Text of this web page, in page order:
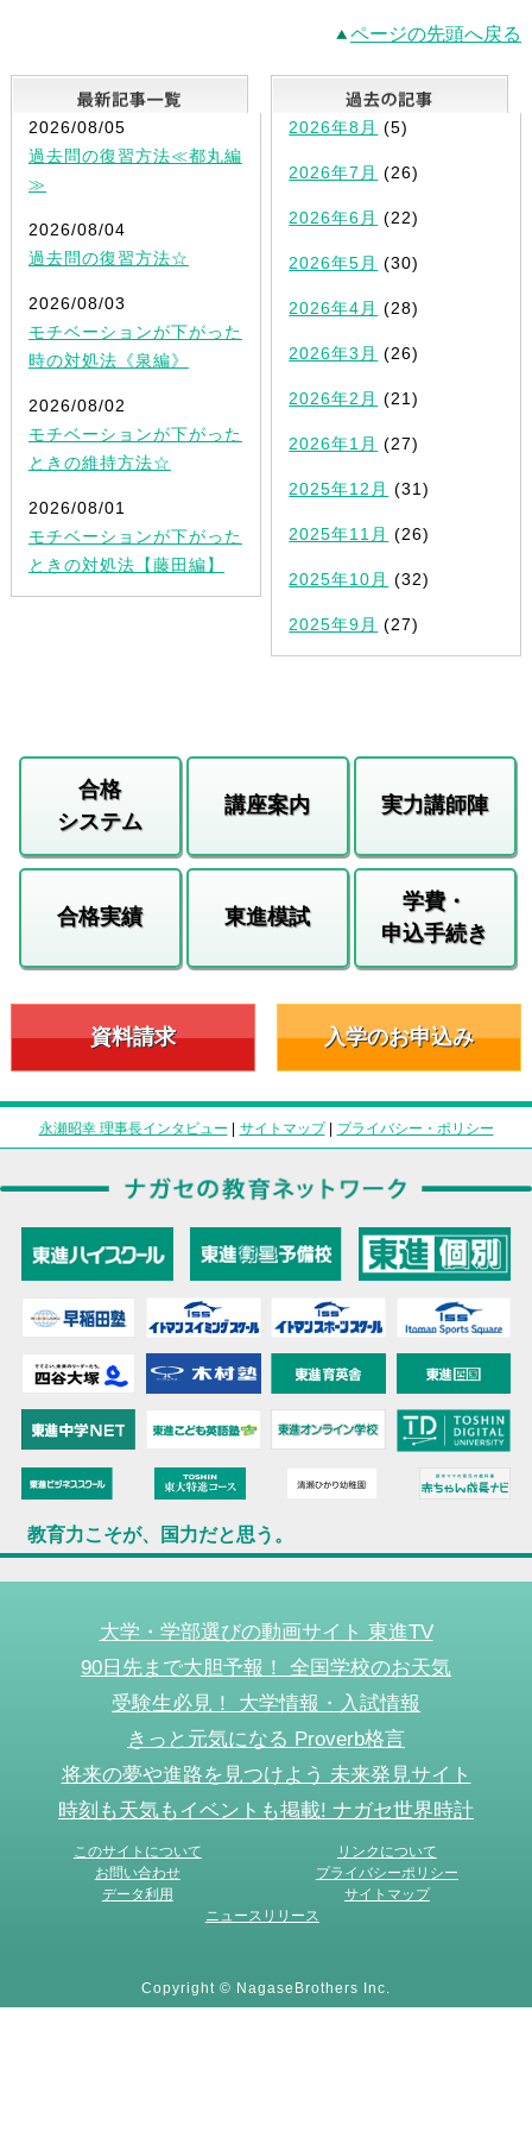
ページの先頭へ戻る
最新記事一覧
2026/08/05
過去問の復習方法≪都丸編
≫
2026/08/04
過去問の復習方法☆
2026/08/03
モチベーションが下がった
時の対処法《泉編》
2026/08/02
モチベーションが下がった
ときの維持方法☆
2026/08/01
モチベーションが下がった
ときの対処法【藤田編】
2026年8月 (5)
2026年7月 (26)
2026年6月 (22)
2026年5月 (30)
2026年4月 (28)
2026年3月 (26)
2026年2月 (21)
2026年1月 (27)
2025年12月 (31)
2025年11月 (26)
2025年10月 (32)
2025年9月 (27)
合格
システム
講座案内 実力講師陣
合格実績 東進模試
学費・
申込手続き
資料請求 入学のお申込み
永瀬昭幸 理事長インタビュー | サイトマップ| プライバシー・ポリシー
教育力こそが、国力だと思う。
大学・学部選びの動画サイト 東進TV
90日先まで大胆予報！ 全国学校のお天気
受験生必見！ 大学情報・入試情報
きっと元気になる Proverb格言
将来の夢や進路を見つけよう 未来発見サイト
時刻も天気もイベントも掲載! ナガセ世界時計
このサイトについて
リンクについて
お問い合わせ
プライバシーポリシー
データ利用
サイトマップ
ニュースリリース
Copyright © NagaseBrothers Inc.